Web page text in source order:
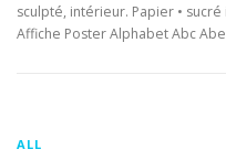
sculpté, intérieur. Papier •
Affiche Poster Alphabet Abc
ALL